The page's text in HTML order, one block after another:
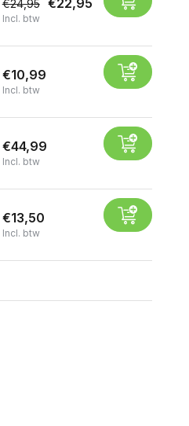
€24,95 €22,95
Incl. btw
€10,99
Incl. btw
€44,99
Incl. btw
€13,50
Incl. btw